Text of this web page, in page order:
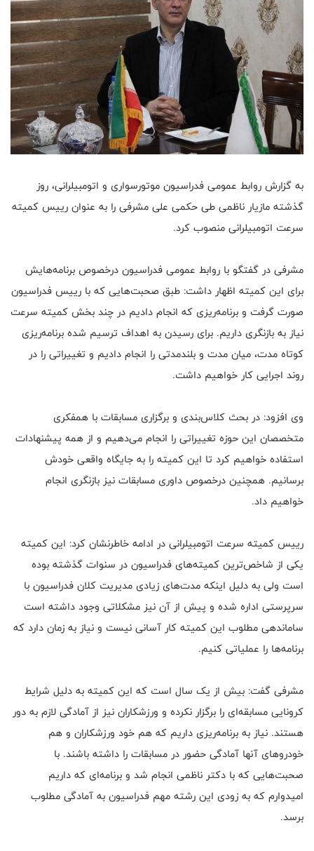
به گزارش روابط عمومی فدراسیون موتورسواری و اتومبیلرانی، روز
گذشته مازیار ناظمی طی حکمی علی مشرفی را به عنوان رییس کمیته
سرعت اتومبیلرانی منصوب کرد.
مشرفی در گفتگو با روابط عمومی فدراسیون درخصوص برنامه‌هایش
برای این کمیته اظهار داشت: طبق صحبت‌هایی که با رییس فدراسیون
صورت گرفت و برنامه‌ریزی که انجام دادیم در چند بخش کمیته سرعت
نیاز به بازنگری داریم. برای رسیدن به اهداف ترسیم شده برنامه‌ریزی
کوتاه مدت، میان مدت و بلندمدتی را انجام دادیم و تغییراتی را در
روند اجرایی کار خواهیم داشت.
وی افزود: در بحث کلاس‌بندی و برگزاری مسابقات با همفکری
متخصصان این حوزه تغییراتی را انجام می‌دهیم و از همه پیشنهادات
استفاده خواهیم کرد تا این کمیته را به جایگاه واقعی خودش
برسانیم. همچنین درخصوص داوری مسابقات نیز بازنگری انجام
خواهیم داد.
رییس کمیته سرعت اتومبیلرانی در ادامه خاطرنشان کرد: این کمیته
یکی از شاخص‌ترین کمیته‌های فدراسیون در سنوات گذشته بوده
است ولی به دلیل اینکه مدت‌های زیادی مدیریت کلان فدراسیون با
سرپرستی اداره شده و پیش از آن نیز مشکلاتی وجود داشته است
ساماندهی مطلوب این کمیته کار آسانی نیست و نیاز به زمان دارد که
برنامه‌ها را عملیاتی کنیم.
مشرفی گفت: بیش از یک سال است که این کمیته به دلیل شرایط
کرونایی مسابقه‌ای را برگزار نکرده و ورزشکاران نیز از آمادگی لازم به دور
هستند. نیاز به برنامه‌ریزی داریم که هم خود ورزشکاران و هم
خودروهای آنها آمادگی حضور در مسابقات را داشته باشند. با
صحبت‌هایی که با دکتر ناظمی انجام شد و برنامه‌ای که داریم
امیدوارم که به زودی این رشته مهم فدراسیون به آمادگی مطلوب
برسد.